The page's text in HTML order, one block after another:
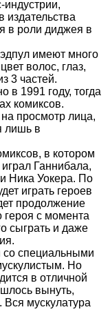
индустрии,
издательства
в роли диджея в
имеют много
волос, глаз,
3 частей.
в 1991 году, тогда
комиксов.
просмотр лица,
лишь в
в котором
Ганнибала,
Ника Уокера. По
играть героев
продолжение
героя с момента
сыграть и даже
со специальными
Но
в отличной
вынуть,
мускулатура